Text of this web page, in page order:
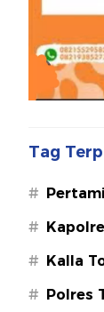
Tag
#
#
M.Si
# Kalla
# Polres